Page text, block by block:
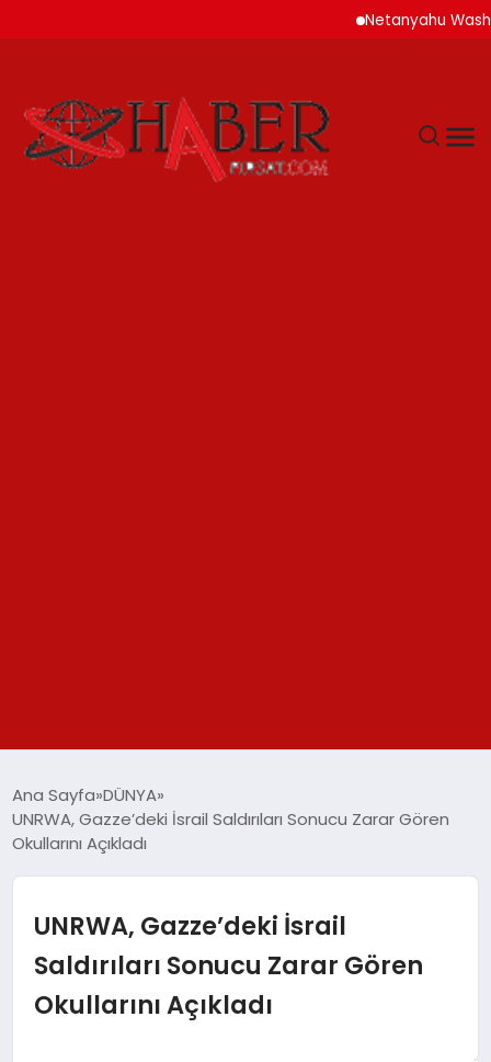
Netanyahu
SPOR
SAĞLIK
Ana Sayfa DÜNYA
UNRWA, Gazze’deki İsrail Saldırıları Sonucu Zarar Gören
Okullarını Açıkladı
UNRWA, Gazze’deki İsrail
Saldırıları Sonucu Zarar Gören
Okullarını Açıkladı